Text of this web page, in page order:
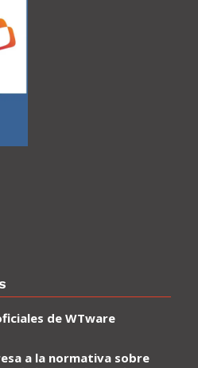
de WTware
a la normativa sobre